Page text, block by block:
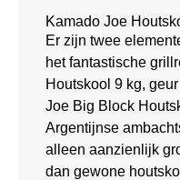
Kamado Joe
Er zijn twee
het fantastische
Houtskool 9 kg,
Joe Big Block
Argentijnse
alleen aanzienlijk
dan gewone